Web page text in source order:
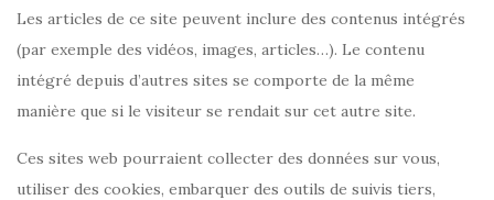
Les articles de ce site peuvent inclure des contenus intégrés
(par exemple des vidéos, images, articles…). Le contenu
intégré depuis d’autres sites se comporte de la même
manière que si le visiteur se rendait sur cet autre site.
Ces sites web pourraient collecter des données sur vous,
utiliser des cookies, embarquer des outils de suivis tiers,